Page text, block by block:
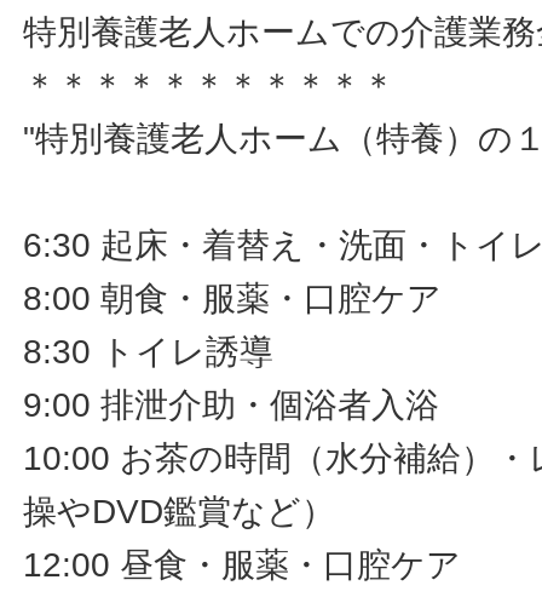
特別養護老人ホームでの介護業
＊＊＊＊＊＊＊＊＊＊＊
"特別養護老人ホーム（特養）の
6:30 起床・着替え・洗面・トイ
8:00 朝食・服薬・口腔ケア
8:30 トイレ誘導
9:00 排泄介助・個浴者入浴
10:00 お茶の時間（水分補給）
操やDVD鑑賞など）
12:00 昼食・服薬・口腔ケア